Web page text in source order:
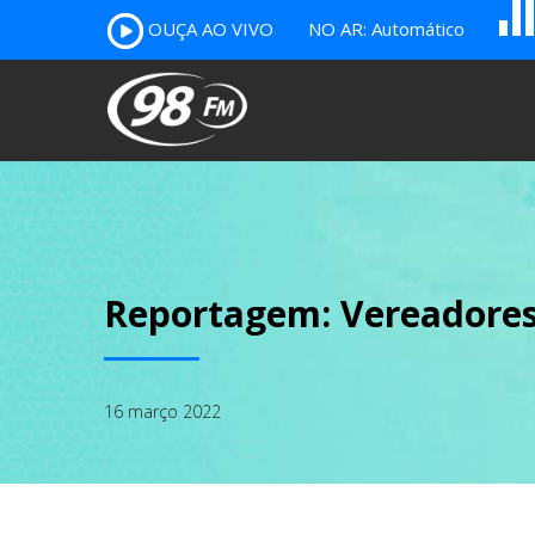
OUÇA AO VIVO NO AR: Automático A B c
Reportagem:
16 março 2022